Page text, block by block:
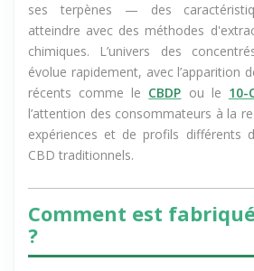
ses terpènes — des
atteindre avec des méthodes
chimiques. L’univers des
évolue rapidement, avec l’apparition
récents comme le CBDP ou le 10-
l’attention des consommateurs à la
expériences et de profils différents
CBD traditionnels.
Comment est
?